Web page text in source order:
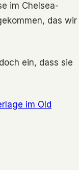
im Chelsea-
das wir
ein, dass sie
im Old